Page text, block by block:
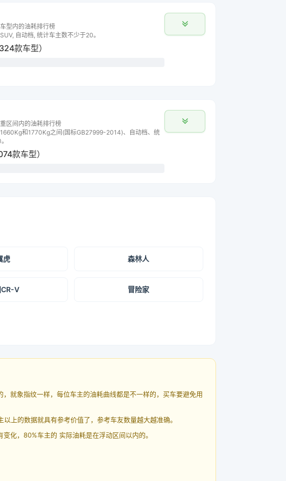
型内的油耗排行榜
自动档, 统计车主数不少于20。
款车型）
区间内的油耗排行榜
和1770Kg之间(国标GB27999-2014)、自动档、统
款车型）
虎 森林人
V 冒险家
就象指纹一样，每位车主的油耗曲线都是不一样的，买车要避免用
上的数据就具有参考价值了，参考车友数量越大越准确。
化，80%车主的 实际油耗是在浮动区间以内的。